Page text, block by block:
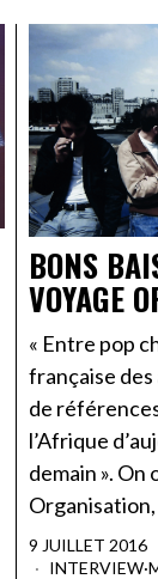
BONS
VOYAGE
« Entre pop
française des
de
l’Afrique
demain ». On
9 JUILLET 2016
INTERVIEW·